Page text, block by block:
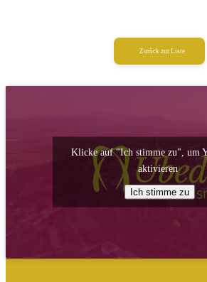
Zurück zur Liste
Klicke auf "Ich stimme zu", um
aktivieren
Ich stimme zu